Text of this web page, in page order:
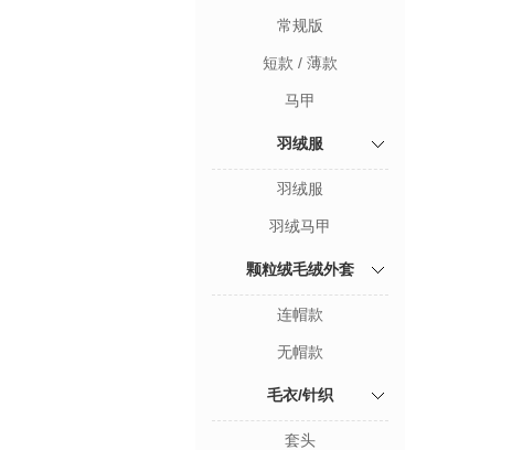
常规版
短款 / 薄款
马甲
羽绒服
羽绒服
羽绒马甲
颗粒绒毛绒外套
连帽款
无帽款
毛衣/针织
套头